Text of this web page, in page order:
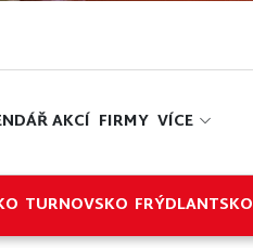
AKCÍ FIRMY VÍCE
TURNOVSKO FRÝDLANTSKO